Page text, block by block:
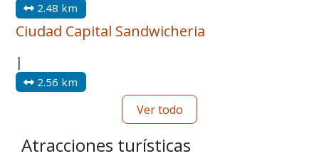
2.48 km
Ciudad Capital Sandwicheria
|
2.56 km
Ver todo
Atracciones turísticas